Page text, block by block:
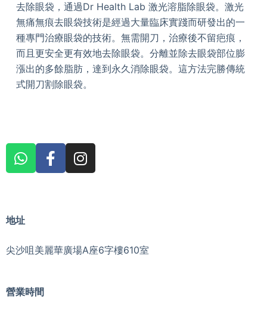
去除眼袋，通過Dr Health Lab 激光溶脂除眼袋。激光
無痛無痕去眼袋技術是經過大量臨床實踐而研發出的一
種專門治療眼袋的技術。無需開刀，治療後不留疤痕，
而且更安全更有效地去除眼袋。分離並除去眼袋部位膨
漲出的多餘脂肪，達到永久消除眼袋。這方法完勝傳統
式開刀割除眼袋。
地址
尖沙咀美麗華廣場A座6字樓610室
營業時間